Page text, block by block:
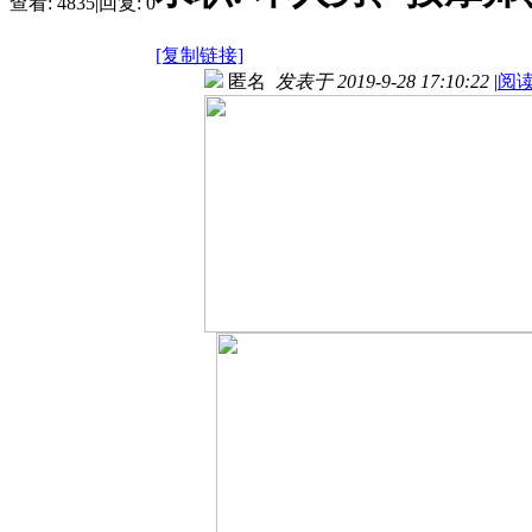
[复制链接]
匿名 发表于 2019-9-28 17:10:22 |阅